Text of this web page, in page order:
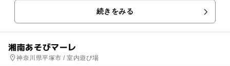
続きをみる
湘南あそびマーレ
神奈川県平塚市 / 室内遊び場